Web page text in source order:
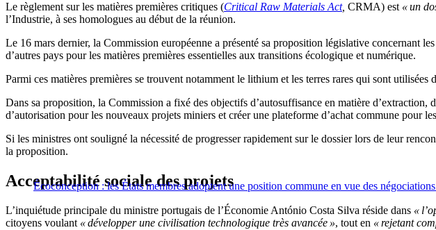
Le règlement sur les matières premières critiques (Critical Raw Materials Act, CRMA) est « un
l’Industrie, à ses homologues au début de la réunion.
Le 16 mars dernier, la Commission européenne a présenté sa proposition législative concernant
d’autres pays pour les matières premières essentielles aux transitions écologique et numérique.
Parmi ces matières premières se trouvent notamment le lithium et les terres rares qui sont utilisées
Dans sa proposition, la Commission a fixé des objectifs d’autosuffisance en matière
d’autorisation pour les nouveaux projets miniers et créer une plateforme d’achat commune pour
Si les ministres ont souligné la nécessité de progresser rapidement sur le dossier lors de leur
la proposition.
Écoconception : les États membres adoptent une position commune en vue des
Acceptabilité sociale des projets
L’inquiétude principale du ministre portugais de l’Économie António Costa Silva réside dans «
citoyens voulant « développer une civilisation technologique très avancée », tout en « rejetant